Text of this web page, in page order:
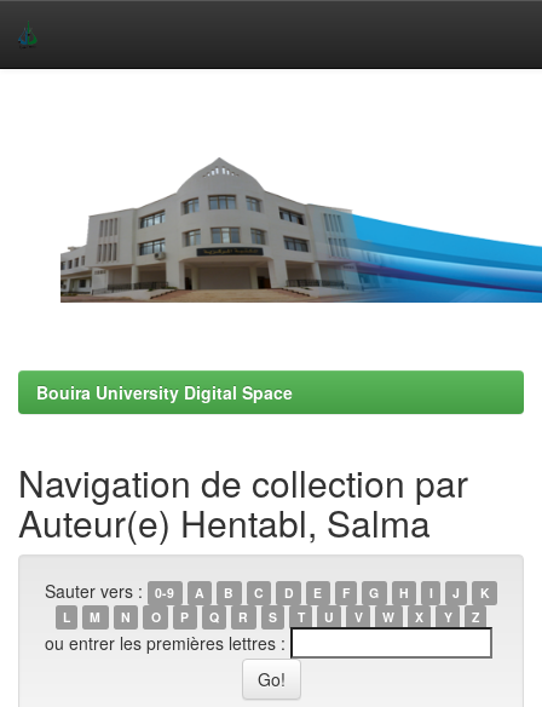
Bouira University Digital Space
Navigation de collection par
Auteur(e) Hentabl, Salma
Sauter vers : 0-9 A B C D E F G H I J
K
L
M N O P Q R S T U V W X Y Z
ou entrer les premières lettres :